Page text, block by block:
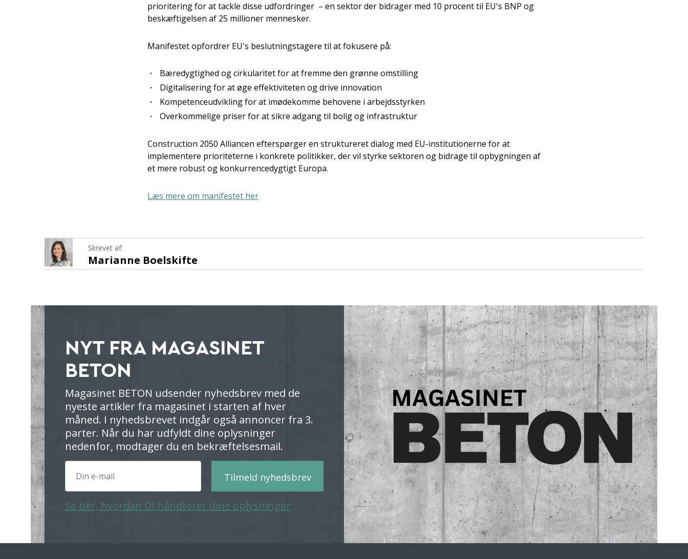
prioritering for at tackle disse udfordringer – en sektor der bidrager med 10 procent til EU's BNP og
beskæftigelsen af 25 millioner mennesker.
Manifestet opfordrer EU's beslutningstagere til at fokusere på:
Bæredygtighed og cirkularitet for at fremme den grønne omstilling
Digitalisering for at øge effektiviteten og drive innovation
Kompetenceudvikling for at imødekomme behovene i arbejdsstyrken
Overkommelige priser for at sikre adgang til bolig og infrastruktur
Construction 2050 Alliancen efterspørger en struktureret dialog med EU-institutionerne for at
implementere prioriteterne i konkrete politikker, der vil styrke sektoren og bidrage til opbygningen af
et mere robust og konkurrencedygtigt Europa.
Læs mere om manifestet her
Skrevet af:
Marianne Boelskifte
NYT FRA MAGASINET
BETON
Magasinet BETON udsender nyhedsbrev med de
nyeste artikler fra magasinet i starten af hver
måned. I nyhedsbrevet indgår også annoncer fra 3.
parter. Når du har udfyldt dine oplysninger
nedenfor, modtager du en bekræftelsesmail.
Tilmeld nyhedsbrev
Se her, hvordan DI håndterer dine oplysninger